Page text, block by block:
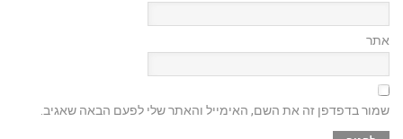
אתר
שמור בדפדפן זה את השם, האימייל והאתר שלי לפעם הבאה שאגיב.